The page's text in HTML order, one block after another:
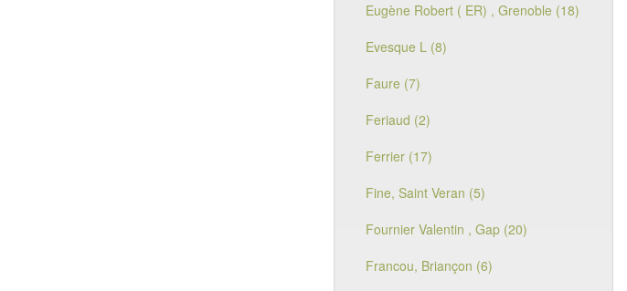
Eugène Robert ( ER) , Grenoble (18)
Evesque L (8)
Faure (7)
Feriaud (2)
Ferrier (17)
Fine, Saint Veran (5)
Fournier Valentin , Gap (20)
Francou, Briançon (6)